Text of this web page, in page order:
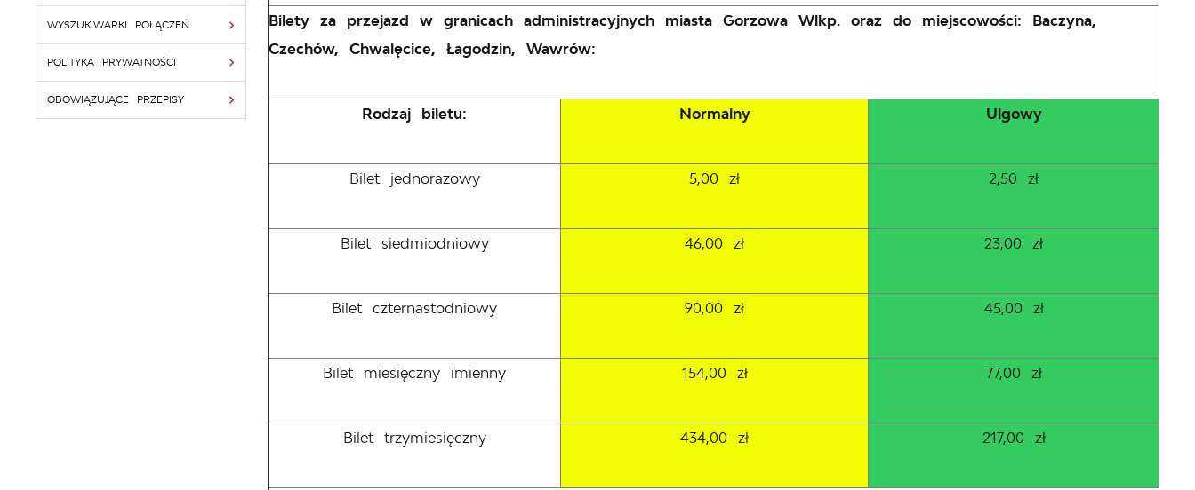
WYSZUKIWARKI POŁĄCZEŃ
POLITYKA PRYWATNOŚCI
OBOWIĄZUJĄCE PRZEPISY
Bilety za przejazd w granicach administracyjnych miasta Gorzowa Wlkp. oraz do miejscowości: Baczyna,
Czechów, Chwalęcice, Łagodzin, Wawrów:
Rodzaj biletu: Normalny Ulgowy
Bilet jednorazowy 5,00 zł 2,50 zł
Bilet siedmiodniowy 46,00 zł 23,00 zł
Bilet czternastodniowy 90,00 zł 45,00 zł
Bilet miesięczny imienny 154,00 zł 77,00 zł
Bilet trzymiesięczny 434,00 zł 217,00 zł